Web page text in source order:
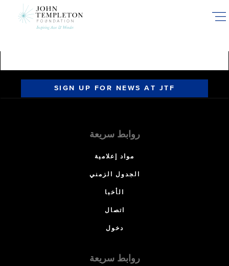
SIGN UP FOR NEWS AT JTF
روابط سريعة
مواد إعلامية
الجدول الزمني
الأخبا
اتصال
دخول
روابط سريعة